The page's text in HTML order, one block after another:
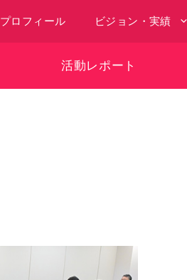
プロフィール ビジョン・実績
活動レポート